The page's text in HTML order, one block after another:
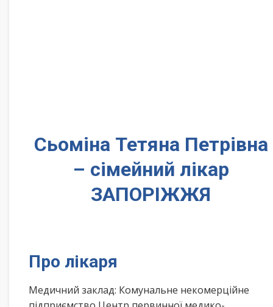
Сьоміна Тетяна Петрівна
– сімейний лікар
ЗАПОРІЖЖЯ
Про лікаря
Медичний заклад: Комунальне некомерційне